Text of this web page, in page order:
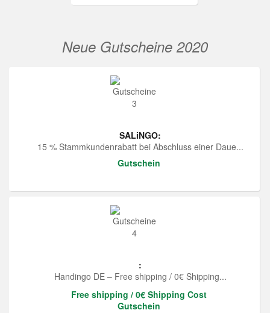
Neue Gutscheine 2020
SALiNGO:
15 % Stammkundenrabatt bei Abschluss einer Daue...
Gutschein
:
Handingo DE – Free shipping / 0€ Shipping...
Free shipping / 0€ Shipping Cost
Gutschein